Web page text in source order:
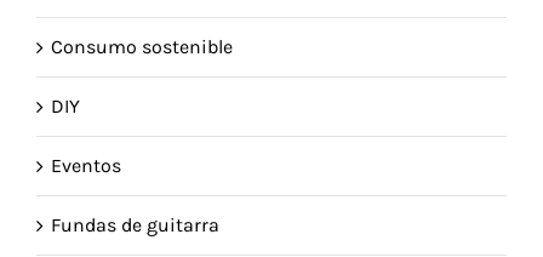
Consumo sostenible
DIY
Eventos
Fundas de guitarra